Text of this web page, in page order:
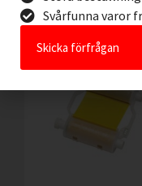
Svårfunna varor
Skicka förfrågan